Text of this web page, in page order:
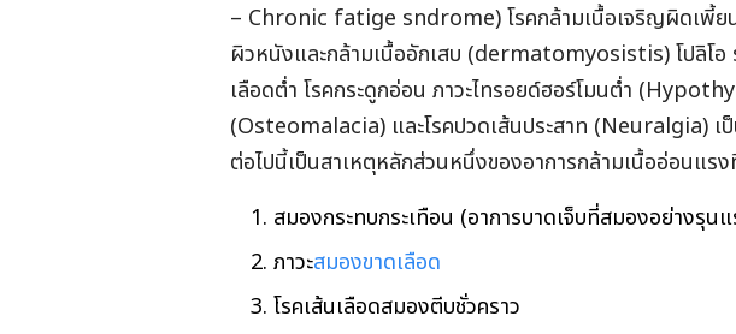
– Chronic fatige sndrome) โรคกล้ามเนื้อเจริญผิดเพี้
ผิวหนังและกล้ามเนื้ออักเสบ (dermatomyosistis) โปลิโอ
เลือดต่ำ โรคกระดูกอ่อน ภาวะไทรอยด์ฮอร์โมนต่ำ
(Osteomalacia) และโรคปวดเส้นประสาท (Neuralgia) เ
ต่อไปนี้เป็นสาเหตุหลักส่วนหนึ่งของอาการกล้ามเนื้ออ่อนแร
สมองกระทบกระเทือน (อาการบาดเจ็บที่สมองอย่างรุน
ภาวะสมองขาดเลือด
โรคเส้นเลือดสมองตีบชั่วคราว